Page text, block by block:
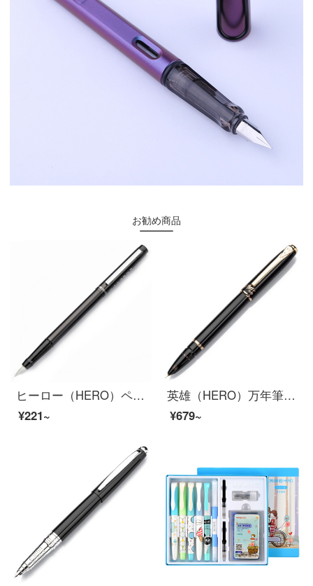
お勧め商品
ヒーロー（HERO）ペン式98ソフトペン黒の箱にソフトペンを入れました。
¥221~
英雄（HERO）万年筆黒雅悦会計特細EFの先の暗い先のイリジウム金の万年筆執務用サインペン1079
¥679~